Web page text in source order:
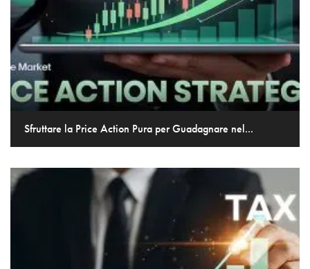
Sfruttare la Price Action Pura per Guadagnare nel...